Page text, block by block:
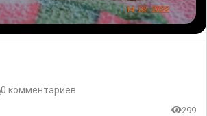
0 комментариев
299